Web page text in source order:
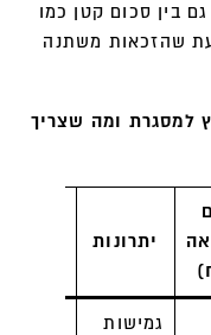
בין סכום קטן כמו
לדעת שהזכאות משתנה
למסגרת ומה שצריך
יתרונות
גמישות